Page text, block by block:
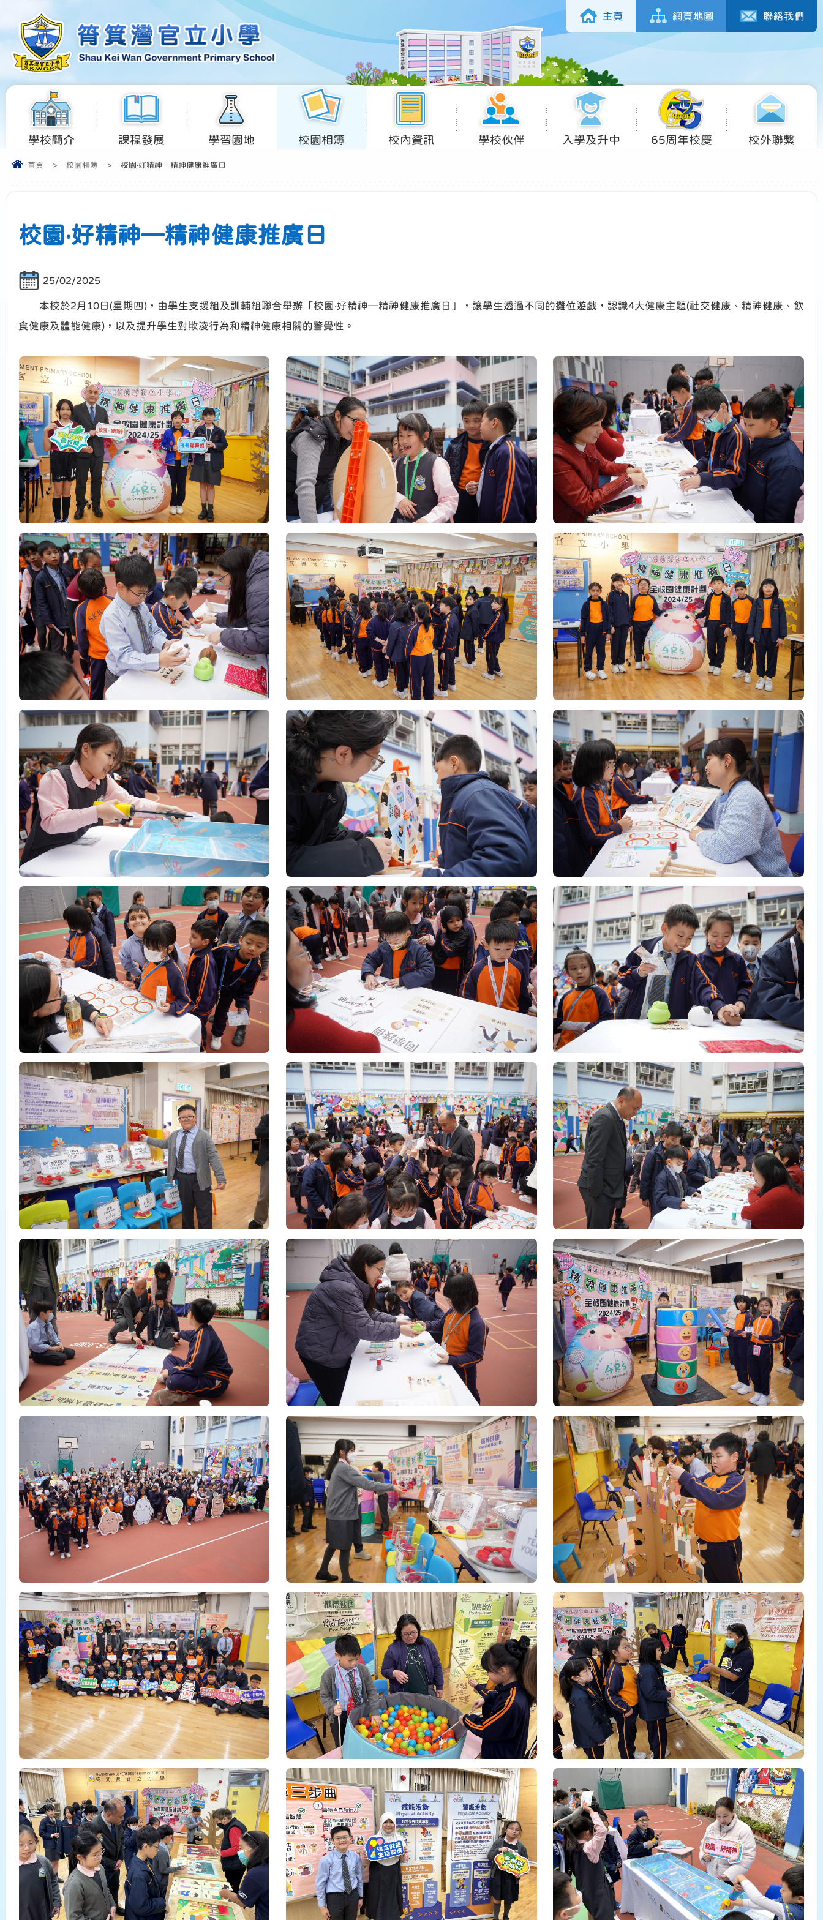
主頁 網頁地圖 聯絡我們
學校簡介 課程發展 學習園地 校園相簿 校內資訊 學校伙伴 入學及升中 65周年校慶 校外聯繫
首頁 > 校園相簿 > 校園‧好精神—精神健康推廣日
校園‧好精神—精神健康推廣日
25/02/2025
本校於2月10日(星期四)，由學生支援組及訓輔組聯合舉辦「校園‧好精神—精神健康推廣日」，讓學生透過不同的攤位遊戲，認識4大健康主題(社交健康、精神健康、飲
食健康及體能健康)，以及提升學生對欺凌行為和精神健康相關的警覺性。